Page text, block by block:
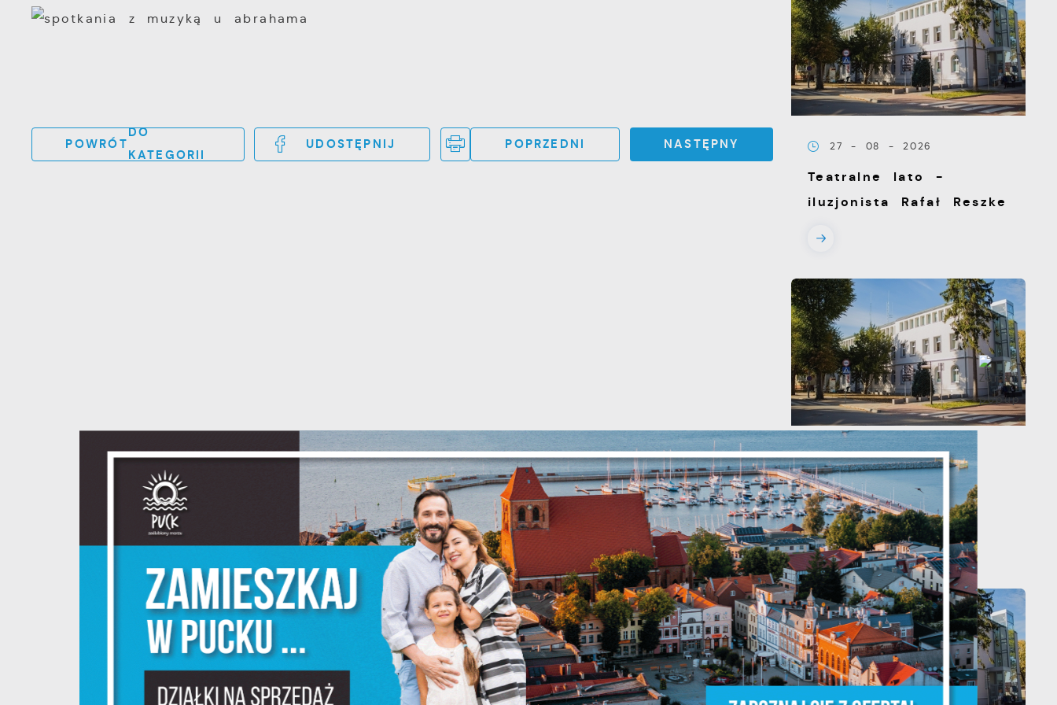
POWRÓT
DO
KATEGORII
UDOSTĘPNIJ POPRZEDNI NASTĘPNY 27 - 08 - 2026
Teatralne lato -
iluzjonista Rafał Reszke
20 - 08 - 2026
Teatralne lato -
Zdrowo i kolorowo
Ustawienia
Szanujemy Twoją prywatność. Możesz zmienić ustawienia
cookies lub zaakceptować je wszystkie. W dowolnym
momencie możesz dokonać zmiany swoich ustawień.
Niezbędne
Niezbędne pliki cookies służą do prawidłowego
funkcjonowania strony internetowej i umożliwiają Ci
komfortowe korzystanie z oferowanych przez nas usług.
Pliki cookies odpowiadają na podejmowane przez Ciebie